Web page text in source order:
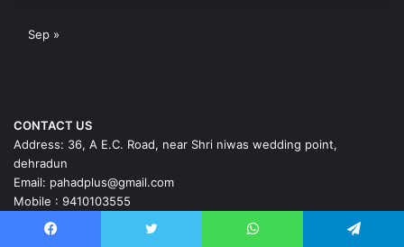
Sep »
CONTACT US
Address: 36, A E.C. Road, near Shri niwas wedding point,
dehradun
Email: pahadplus@gmail.com
Mobile : 9410103555